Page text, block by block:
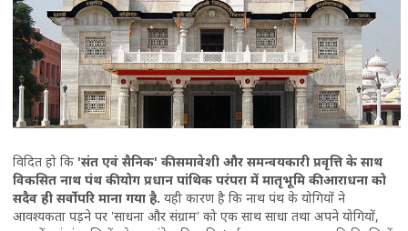
विदित हो कि'संत एवं सैनिक' की समावेशी और समन्वयकारी प्रवृत्ति के साथ
विकसित नाथ पंथ की योग प्रधान पांथिक परंपरा में मातृभूमि की आराधना को
सदैव ही सर्वोपरि माना गया है. यही कारण है कि नाथ पंथ के योगियों ने
आवश्यकता पड़ने पर 'साधना और संग्राम' को एक साथ साधा तथा अपने योगियों,